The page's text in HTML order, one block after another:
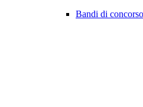
Bandi di concorso